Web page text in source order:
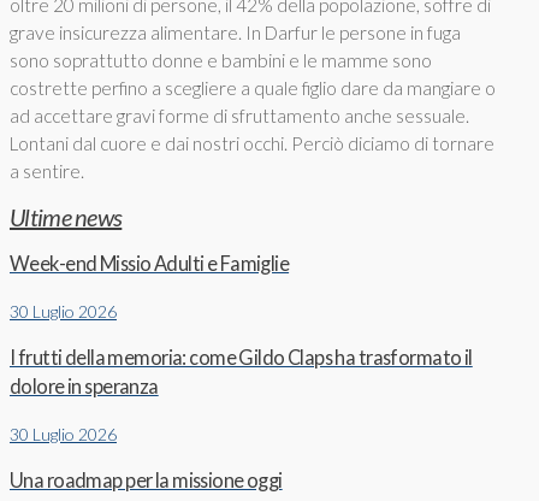
oltre 20 milioni di persone, il 42% della popolazione, soffre di
grave insicurezza alimentare. In Darfur le persone in fuga
sono soprattutto donne e bambini e le mamme sono
costrette perfino a scegliere a quale figlio dare da mangiare o
ad accettare gravi forme di sfruttamento anche sessuale.
Lontani dal cuore e dai nostri occhi. Perciò diciamo di tornare
a sentire.
Ultime news
Week-end Missio Adulti e Famiglie
30 Luglio 2026
I frutti della memoria: come Gildo Claps ha trasformato il
dolore in speranza
30 Luglio 2026
Una roadmap per la missione oggi